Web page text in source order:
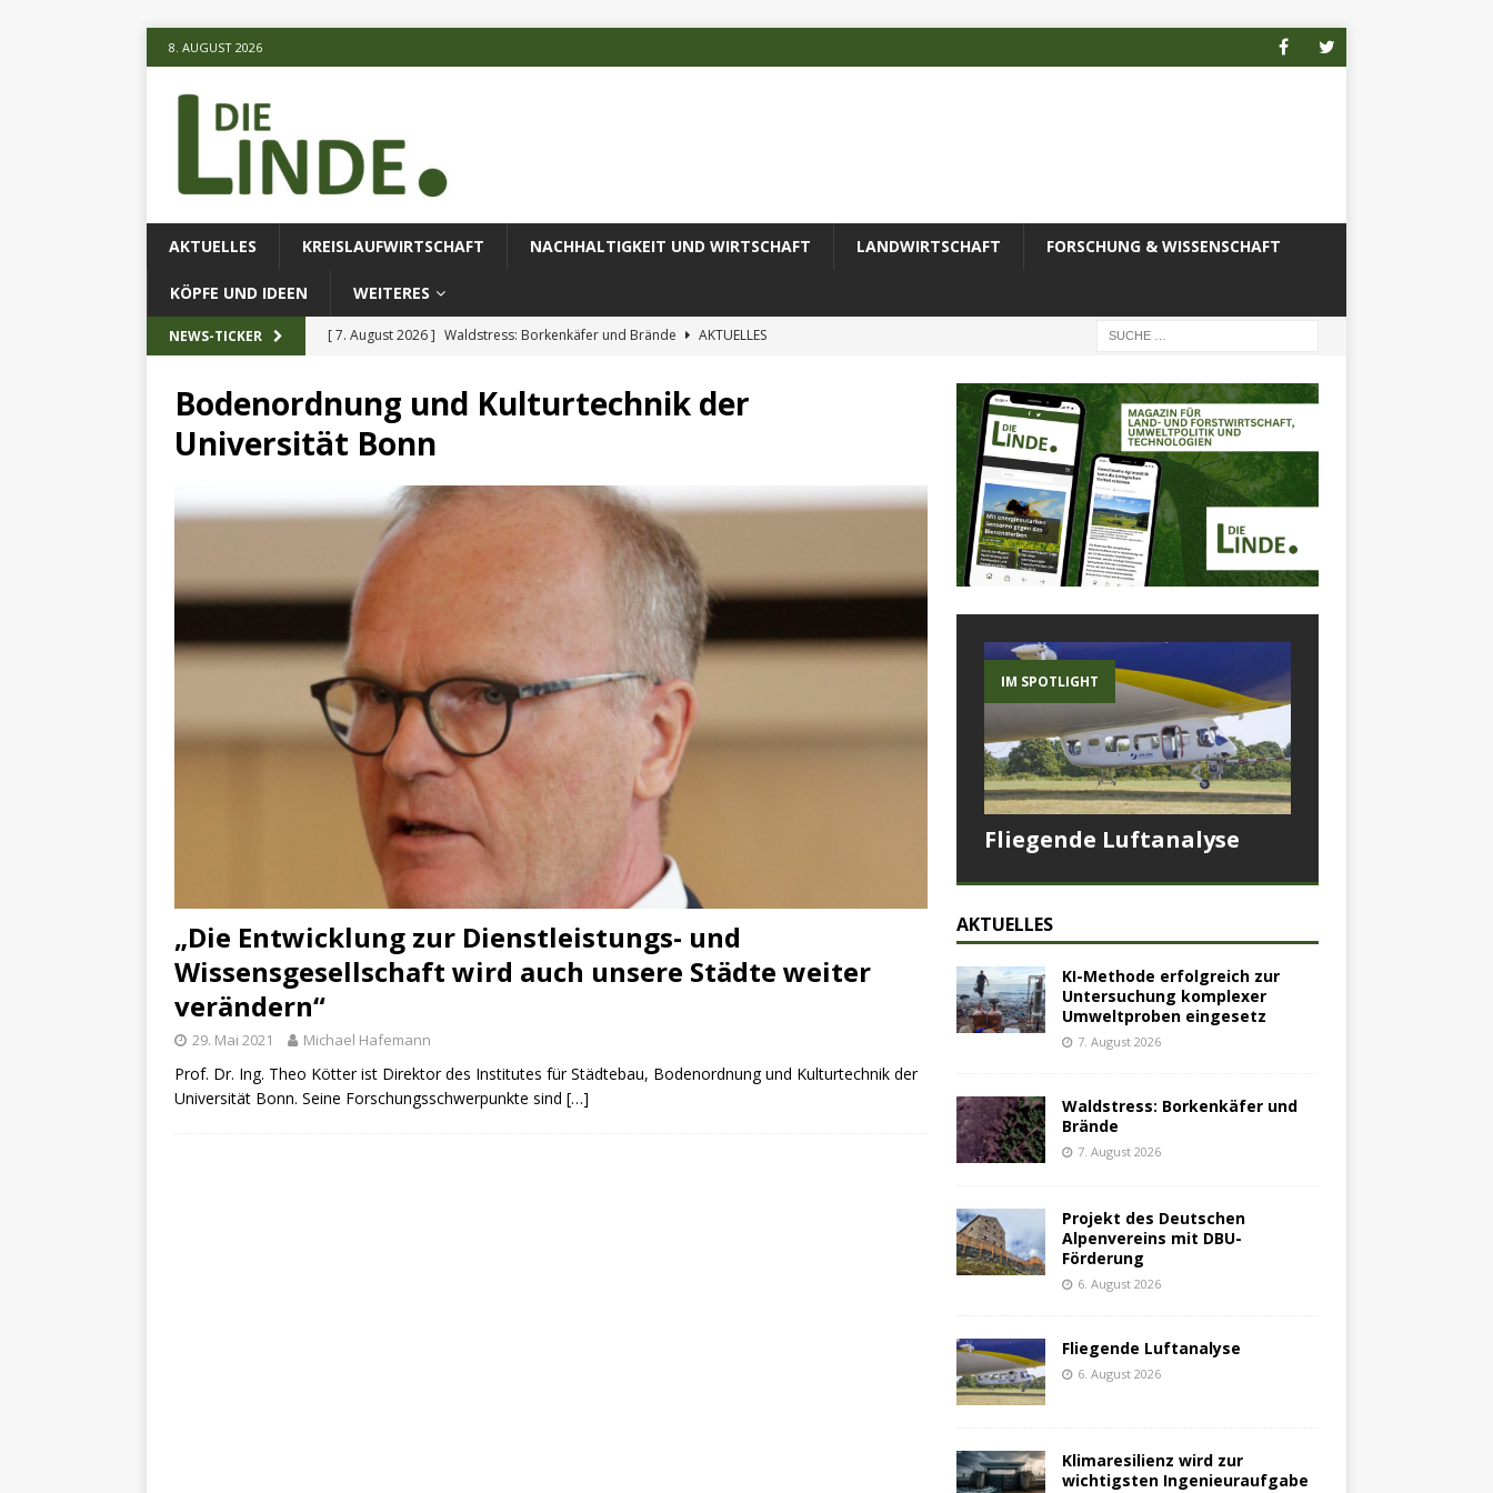
8. AUGUST 2026
AKTUELLES KREISLAUFWIRTSCHAFT NACHHALTIGKEIT UND WIRTSCHAFT LANDWIRTSCHAFT FORSCHUNG & WISSENSCHAFT
KÖPFE UND IDEEN WEITERES
NEWS-TICKER [ 7. August 2026 ] Waldstress: Borkenkäfer und Brände
AKTUELLES
[ 7. August 2026 ]
KI-Methode erfolgreich zur Untersuchung komplexer Umweltproben
eingesetz
AKTUELLES
Bodenordnung und Kulturtechnik der
Universität Bonn
„Die Entwicklung zur Dienstleistungs- und
Wissensgesellschaft wird auch unsere Städte weiter
verändern“
29. Mai 2021 Michael Hafemann
Prof. Dr. Ing. Theo Kötter ist Direktor des Institutes für Städtebau, Bodenordnung und Kulturtechnik der
Universität Bonn. Seine Forschungsschwerpunkte sind […]
IM SPOTLIGHT
Fliegende Luftanalyse
AKTUELLES
KI-Methode erfolgreich zur
Untersuchung komplexer
Umweltproben eingesetz
7. August 2026
Waldstress: Borkenkäfer und
Brände
7. August 2026
Projekt des Deutschen
Alpenvereins mit DBU-
Förderung
6. August 2026
Fliegende Luftanalyse
6. August 2026
Klimaresilienz wird zur
wichtigsten Ingenieuraufgabe